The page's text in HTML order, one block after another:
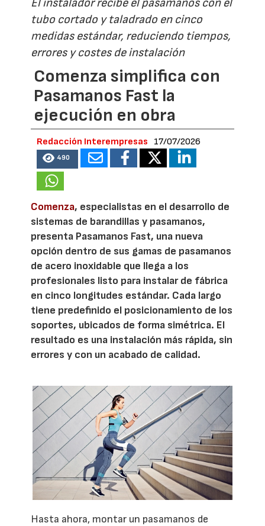
El instalador recibe el pasamanos con el
tubo cortado y taladrado en cinco
medidas estándar, reduciendo tiempos,
errores y costes de instalación
Comenza simplifica con
Pasamanos Fast la
ejecución en obra
Redacción Interempresas 17/07/2026
490
Comenza, especialistas en el desarrollo de
sistemas de barandillas y pasamanos,
presenta Pasamanos Fast, una nueva
opción dentro de sus gamas de pasamanos
de acero inoxidable que llega a los
profesionales listo para instalar de fábrica
en cinco longitudes estándar. Cada largo
tiene predefinido el posicionamiento de los
soportes, ubicados de forma simétrica. El
resultado es una instalación más rápida, sin
errores y con un acabado de calidad.
Hasta ahora, montar un pasamanos de